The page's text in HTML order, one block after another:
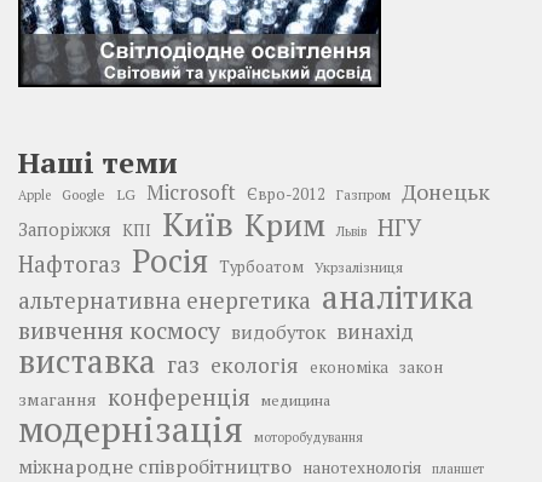
Наші теми
Apple Google LG Microsoft Євро-2012 Газпром Донецьк
Запоріжжя КПІ Київ Крим Львів
НГУ
Нафтогаз Росія Турбоатом Укрзалізниця
альтернативна енергетика аналітика
вивчення космосу видобуток винахід
виставка газ екологія економіка закон
змагання конференція медицина
модернізація моторобудування
міжнародне співробітництво нанотехнологія планшет